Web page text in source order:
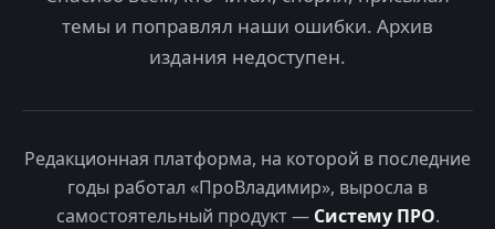
темы и поправлял наши ошибки. Архив
издания недоступен.
Редакционная платформа, на которой в последние
годы работал «ПроВладимир», выросла в
самостоятельный продукт — Систему ПРО.